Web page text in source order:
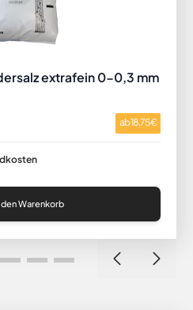
extrafein 0-0,3 mm
ab18,75 €
den Warenkorb